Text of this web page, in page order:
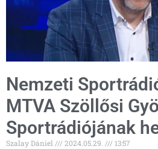
Nemzeti
MTVA Szöllősi
Sportrádiójának
Szalay Dániel 2024.05.29. 13:57